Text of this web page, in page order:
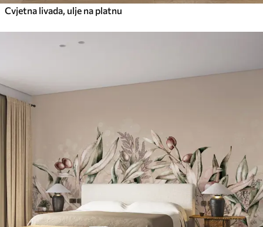
Cvjetna livada, ulje na platnu